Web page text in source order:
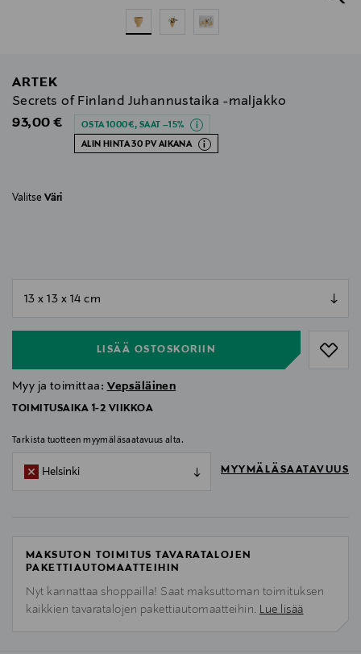
ARTEK
Secrets of Finland Juhannustaika -maljakko
Original Price
93,00 €
OSTA 1000€, SAAT –15%
ALIN HINTA 30 PV AIKANA
Valitse Väri
LISÄÄ OSTOSKORIIN
Myy ja toimittaa: Vepsäläinen
TOIMITUSAIKA 1-2 VIIKKOA
Tarkista tuotteen myymäläsaatavuus alta.
Helsinki MYYMÄLÄSAATAVUUS
MAKSUTON TOIMITUS TAVARATALOJEN
PAKETTIAUTOMAATTEIHIN
Nyt kannattaa shoppailla! Saat maksuttoman toimituksen
kaikkien tavaratalojen pakettiautomaatteihin. Lue lisää